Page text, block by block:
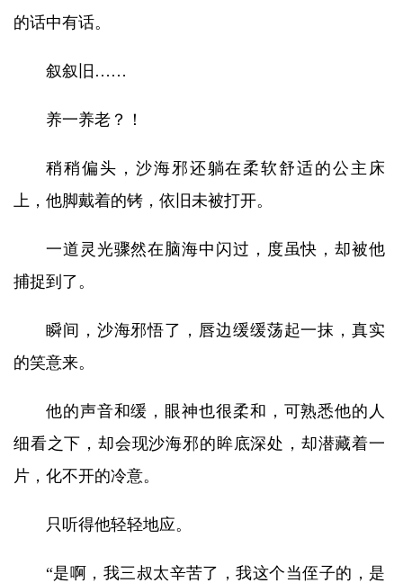
的话中有话。
叙叙旧……
养一养老？！
稍稍偏头，沙海邪还躺在柔软舒适的公主床
上，他脚戴着的铐，依旧未被打开。
一道灵光骤然在脑海中闪过，度虽快，却被他
捕捉到了。
瞬间，沙海邪悟了，唇边缓缓荡起一抹，真实
的笑意来。
他的声音和缓，眼神也很柔和，可熟悉他的人
细看之下，却会现沙海邪的眸底深处，却潜藏着一
片，化不开的冷意。
只听得他轻轻地应。
“是啊，我三叔太辛苦了，我这个当侄子的，是